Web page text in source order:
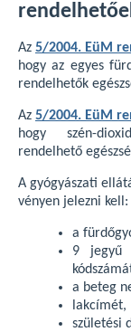
Az 5/2004. EüM
hogy az egyes
rendelhetők
Az 5/2004. EüM
hogy szén-
rendelhető
A gyógyászati
vényen jelezni kell:
a
9 jegyű
a beteg
lakcímét,
születési